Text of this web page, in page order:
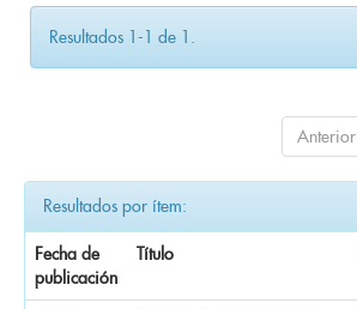
Resultados 1-1 de 1.
Anterior
Resultados por ítem:
Fecha de
publicación
Título